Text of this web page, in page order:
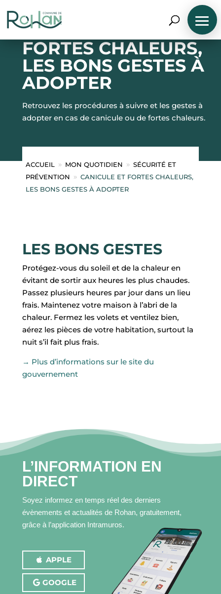
N
G
E
R
P
A
L
ACCUEIL
MA
COMMUNE
MON
DÉMARCHES
CONTACT
CANICULE ET
FORTES CHALEURS,
LES BONS GESTES À
ADOPTER
Retrouvez les procédures à suivre et les gestes à
adopter en cas de canicule ou de fortes chaleurs.
ACCUEIL 9 MON QUOTIDIEN 9 SÉCURITÉ ET
PRÉVENTION
9 CANICULE ET FORTES CHALEURS,
LES BONS GESTES À ADOPTER
LES BONS GESTES
Protégez-vous du soleil et de la chaleur en
évitant de sortir aux heures les plus chaudes.
Passez plusieurs heures par jour dans un lieu
frais. Maintenez votre maison à l’abri de la
chaleur. Fermez les volets et ventilez bien,
aérez les pièces de votre habitation, surtout la
nuit s’il fait plus frais.
→ Plus d’informations sur le site du
gouvernement
L’INFORMATION EN
DIRECT
Soyez informez en temps réel des derniers
évènements et actualités de Rohan, gratuitement,
grâce à l’application Intramuros.
APPLE
GOOGLE